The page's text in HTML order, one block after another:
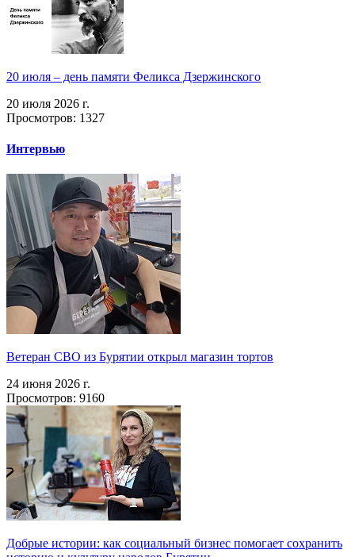
20 июля – день памяти Феликса Дзержинского
20 июля 2026 г.
Просмотров: 1327
Интервью
Ветеран СВО из Бурятии открыл магазин тортов
24 июня 2026 г.
Просмотров: 9160
Добрые истории: как социальный бизнес помогает сохранить